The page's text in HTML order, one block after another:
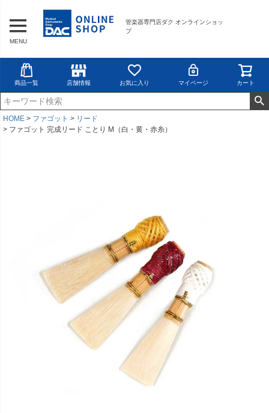
管楽器専門店ダク オンラインショッ
プ
MENU
商品一覧 店舗情報 お気に入り マイページ カート
HOME ファゴット
リード
ファゴット 完成リード ことり M（白・黄・赤糸）